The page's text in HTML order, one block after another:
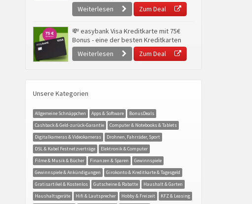
Weiterlesen
Zum Deal
💸 easybank Visa Kreditkarte mit 75€
Bonus - eine der besten Kreditkarten
Weiterlesen
Zum Deal
Unsere Kategorien
Allgemeine Schnäppchen Apps & Software
BonusDeals
Cashback & Geld-zurück-Garantie
Computer & Notebooks & Tablets
Digitalkameras & Videokameras
Drohnen, Fahrräder, Sport
DSL & Kabel Festnetzverträge
Elektronik & Computer
Filme & Musik & Bücher
Finanzen & Sparen
Gewinnspiele
Gewinnspiele & Ankündigungen
Girokonto & Kreditkarte & Tagesgeld
Gratisartikel & Kostenlos
Gutscheine & Rabatte
Haushalt & Garten
Haushaltsgeräte
Hifi & Lautsprecher Hobby & Freizeit
KFZ & Leasing